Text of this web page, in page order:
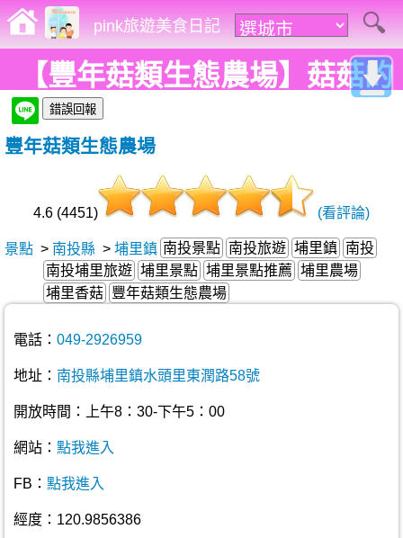
pink旅遊美食日記
【豐年菇類生態農場】菇菇的
一生~~解說、種菇、採菇、買
菇有趣行程快來體驗!
豐年菇類生態農場
4.6 (4451) (看評論)
景點 > 南投縣 > 埔里鎮 南投景點 南投旅遊 埔里鎮 南投
南投埔里旅遊 埔里景點 埔里景點推薦 埔里農場
埔里香菇 豐年菇類生態農場
電話： 049-2926959
地址： 南投縣埔里鎮水頭里東潤路58號
開放時間：上午8：30-下午5：00
網站： 點我進入
FB： 點我進入
經度：120.9856386